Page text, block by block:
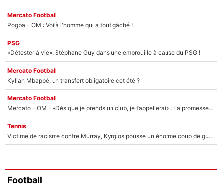
Mercato Football
Pogba - OM : Voilà l'homme qui a tout gâché !
PSG
«Détester à vie», Stéphane Guy dans une embrouille à cause du PSG !
Mercato Football
Kylian Mbappé, un transfert obligatoire cet été ?
Mercato Football
Mercato - OM - «Dès que je prends un club, je t’appellerai» : La promesse de Marcelino au moment de claquer la porte
Tennis
Victime de racisme contre Murray, Kyrgios pousse un énorme coup de gueule !
Football